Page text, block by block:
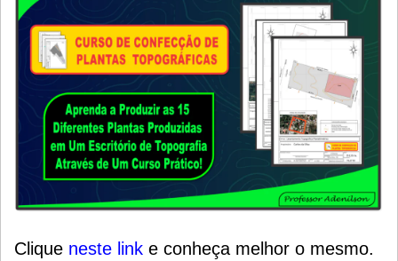
Clique neste link e conheça melhor o mesmo.